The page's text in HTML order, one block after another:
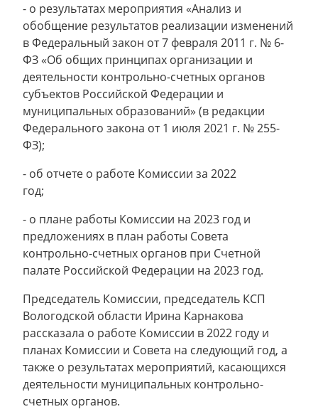
- о результатах мероприятия «Анализ и
обобщение результатов реализации изменений
в Федеральный закон от 7 февраля 2011 г. № 6-
ФЗ «Об общих принципах организации и
деятельности контрольно-счетных органов
субъектов Российской Федерации и
муниципальных образований» (в редакции
Федерального закона от 1 июля 2021 г. № 255-
ФЗ);
- об отчете о работе Комиссии за 2022
год;
- о плане работы Комиссии на 2023 год и
предложениях в план работы Совета
контрольно-счетных органов при Счетной
палате Российской Федерации на 2023 год.
Председатель Комиссии, председатель КСП
Вологодской области Ирина Карнакова
рассказала о работе Комиссии в 2022 году и
планах Комиссии и Совета на следующий год, а
также о результатах мероприятий, касающихся
деятельности муниципальных контрольно-
счетных органов.